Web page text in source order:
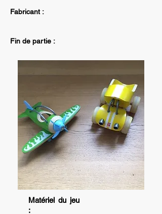
Fabricant :
Fin de partie :
Matériel du jeu
: